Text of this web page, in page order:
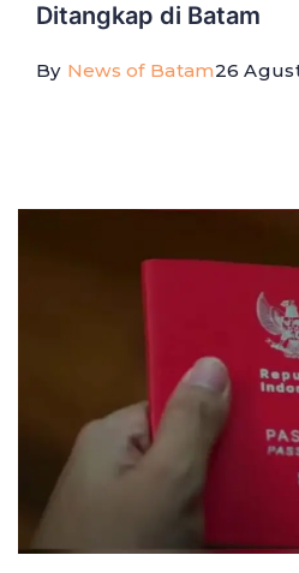
Ditangkap di Batam
By News of Batam26